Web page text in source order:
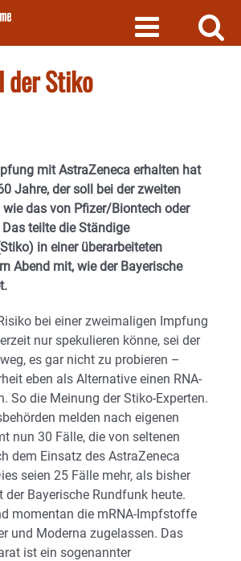
der Stiko
mit AstraZeneca erhalten hat
Jahre, der soll bei der zweiten
das von Pfizer/Biontech oder
teilte die Ständige
in einer überarbeiteten
Abend mit, wie der Bayerische
bei einer zweimaligen Impfung
nur spekulieren könne, sei der
es gar nicht zu probieren –
eben als Alternative einen RNA-
So die Meinung der Stiko-Experten.
melden nach eigenen
nun 30 Fälle, die von seltenen
dem Einsatz des AstraZeneca
seien 25 Fälle mehr, als bisher
der Bayerische Rundfunk heute.
momentan die mRNA-Impfstoffe
und Moderna zugelassen. Das
ist ein sogenannter